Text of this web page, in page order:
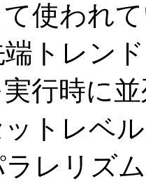
使われ
トレン
行時に
トレベ
レリズ